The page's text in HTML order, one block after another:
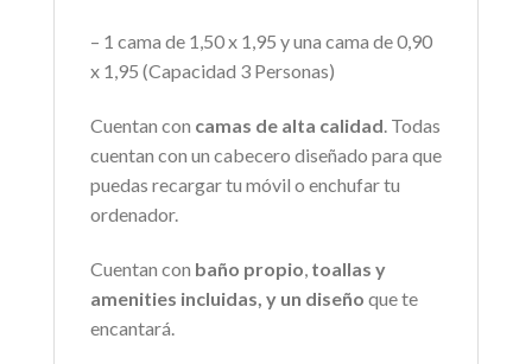
– 1 cama de 1,50 x 1,95 y una cama de 0,90
x 1,95 (Capacidad 3 Personas)
Cuentan con camas de alta calidad. Todas
cuentan con un cabecero diseñado para que
puedas recargar tu móvil o enchufar tu
ordenador.
Cuentan con baño propio, toallas y
amenities incluidas, y un diseño que te
encantará.